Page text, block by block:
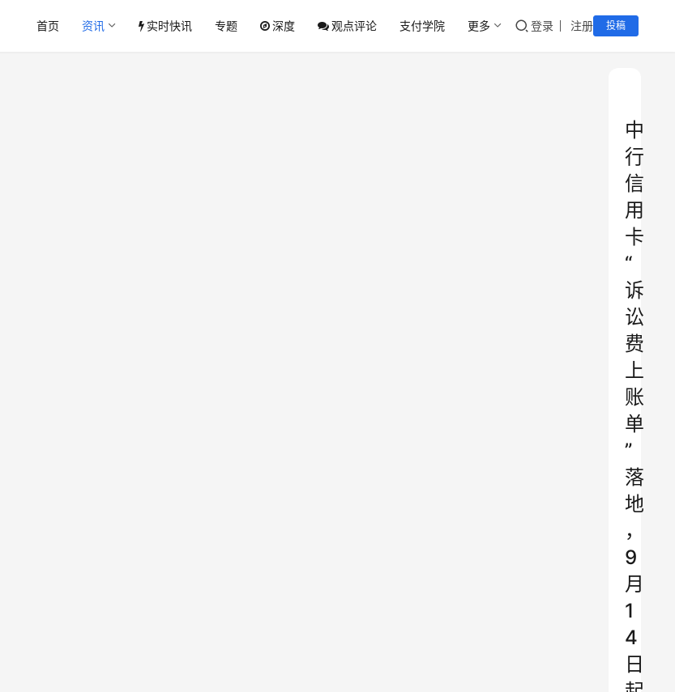
首页 资讯 实时快讯 专题 深度 观点评论 支付学院 更多 登录 注册 投稿
中
行
信
用
卡
“
诉
讼
费
上
账
单
”
落
地
，
9
月
1
4
日